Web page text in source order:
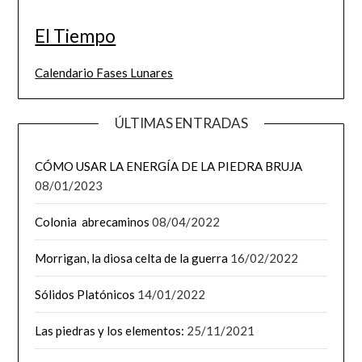
El Tiempo
Calendario Fases Lunares
ÚLTIMAS ENTRADAS
CÓMO USAR LA ENERGÍA DE LA PIEDRA BRUJA
08/01/2023
Colonia abrecaminos 08/04/2022
Morrigan, la diosa celta de la guerra 16/02/2022
Sólidos Platónicos 14/01/2022
Las piedras y los elementos: 25/11/2021